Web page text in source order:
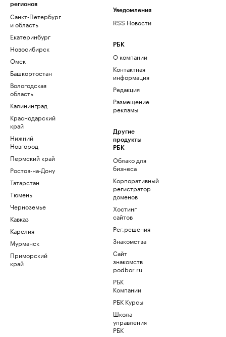
регионов
Санкт-Петербург
и область
Екатеринбург
Новосибирск
Омск
Башкортостан
Вологодская
область
Калининград
Краснодарский
край
Нижний
Новгород
Пермский край
Ростов-на-Дону
Татарстан
Тюмень
Черноземье
Кавказ
Карелия
Мурманск
Приморский
край
Уведомления
RSS Новости
РБК
О компании
Контактная
информация
Редакция
Размещение
рекламы
Другие
продукты
РБК
Облако для
бизнеса
Корпоративный
регистратор
доменов
Хостинг
сайтов
Рег.решения
Знакомства
Сайт
знакомств
podbor.ru
РБК
Компании
РБК Курсы
Школа
управления
РБК